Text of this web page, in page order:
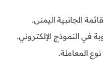
الجانبية اليمنى.
في النموذج الإلكتروني.
المعاملة.